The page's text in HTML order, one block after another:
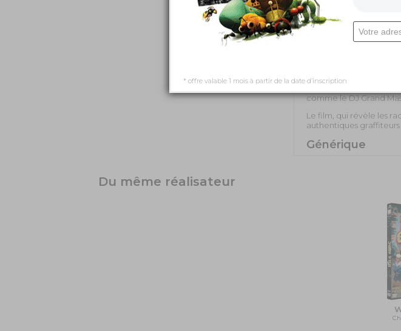
Bande-annonce
Galerie de photos
Commentaire
est le film
Le réalisateur nous
comme le DJ Grand
Le film, qui révèle les
authentiques graffiteurs
Générique
Du même réalisateur
* offre valable 1 mois à partir de la date d’inscription